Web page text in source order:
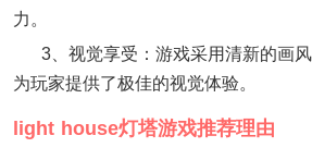
力。
3、视觉享受：游戏采用清新的画
为玩家提供了极佳的视觉体验。
light house灯塔游戏推荐理由